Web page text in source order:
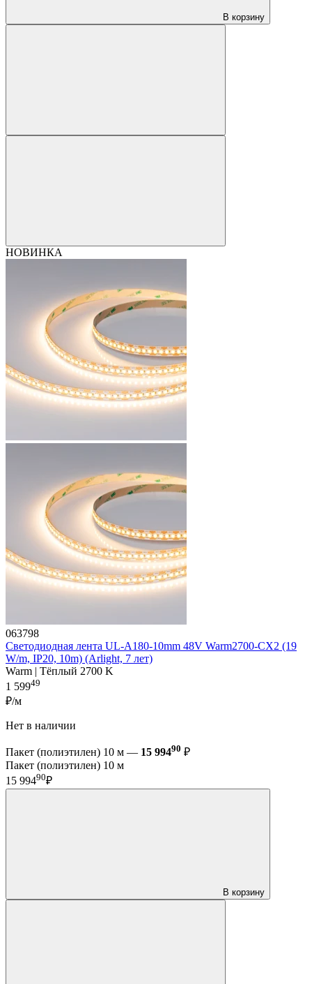
В корзину
НОВИНКА
063798
Светодиодная лента UL-A180-10mm 48V Warm2700-CX2 (19
W/m, IP20, 10m) (Arlight, 7 лет)
Warm | Тёплый 2700 K
1 59949
₽/м
Нет в наличии
Пакет (полиэтилен) 10 м — 15 99490 ₽
Пакет (полиэтилен) 10 м
15 99490₽
В корзину